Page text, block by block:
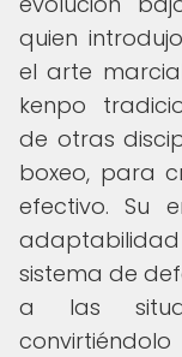
quien
el arte
kenpo
de otras
boxeo, para
efectivo. Su
sistema de
a las